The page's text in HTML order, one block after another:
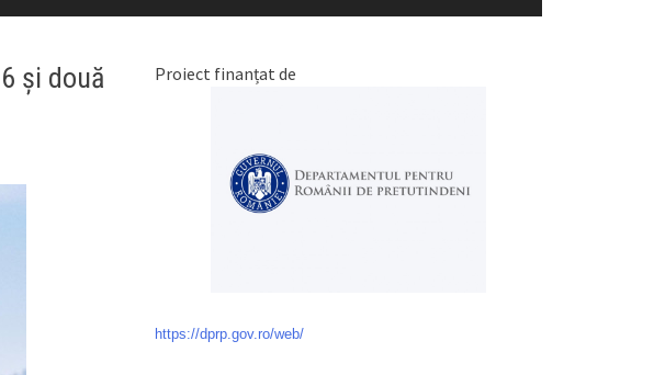
și două
Proiect finanțat de
https://dprp.gov.ro/web/